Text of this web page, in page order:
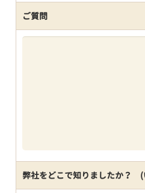
ご質問
弊社をどこで知りましたか？ (